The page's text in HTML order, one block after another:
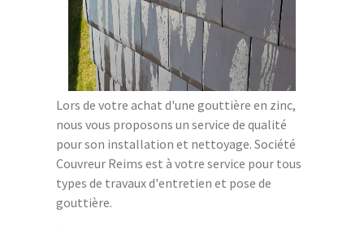
Lors de votre achat d'une gouttière en zinc,
nous vous proposons un service de qualité
pour son installation et nettoyage. Société
Couvreur Reims est à votre service pour tous
types de travaux d'entretien et pose de
gouttière.